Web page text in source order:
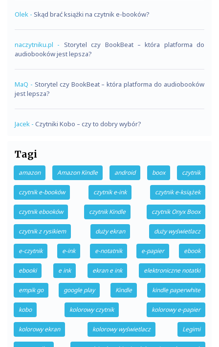
Olek - Skąd brać książki na czytnik e-booków?
naczytniku.pl - Storytel czy BookBeat – która platforma do
audiobooków jest lepsza?
MaQ - Storytel czy BookBeat – która platforma do audiobooków
jest lepsza?
Jacek - Czytniki Kobo – czy to dobry wybór?
Tagi
amazon Amazon Kindle android boox czytnik
czytnik e-booków czytnik e-ink czytnik e-książek
czytnik ebooków czytnik Kindle czytnik Onyx Boox
czytnik z rysikiem duży ekran duży wyświetlacz
e-czytnik e-ink e-notatnik e-papier ebook
ebooki e ink ekran e ink elektroniczne notatki
empik go google play Kindle kindle paperwhite
kobo kolorowy czytnik kolorowy e-papier
kolorowy ekran kolorowy wyświetlacz Legimi